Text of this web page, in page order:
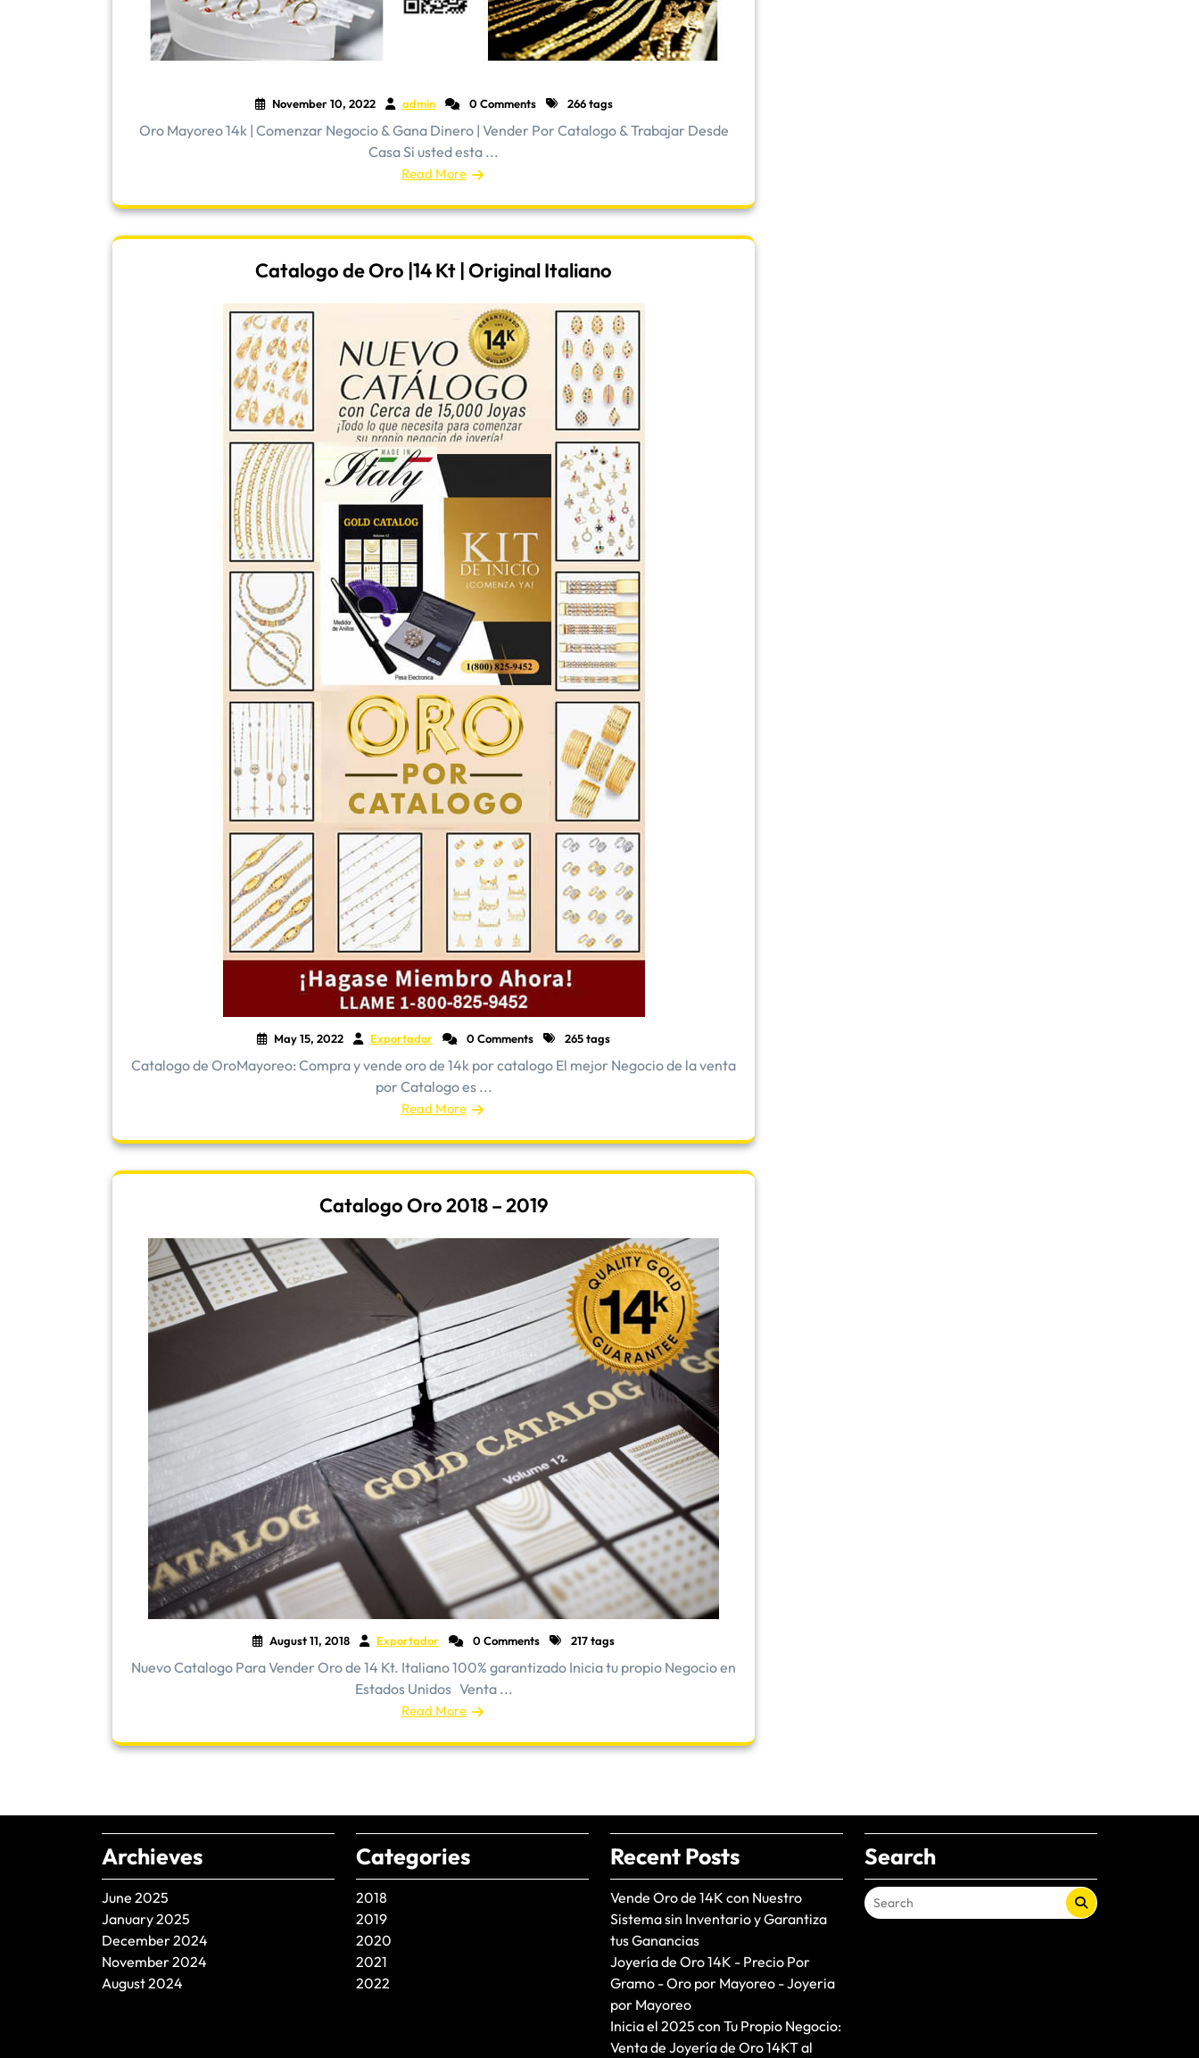
November 10, 2022 admin 0 Comments 266 tags
Oro Mayoreo 14k | Comenzar Negocio & Gana Dinero | Vender Por Catalogo & Trabajar Desde
Casa Si usted esta ...
Read More
Catalogo de Oro |14 Kt | Original Italiano
May 15, 2022 Exportador 0 Comments 265 tags
​Catalogo de OroMayoreo: Compra y vende oro de 14k por catalogo El mejor Negocio de la venta
por Catalogo es ...
Read More
Catalogo Oro 2018 – 2019
August 11, 2018 Exportador 0 Comments 217 tags
Nuevo Catalogo Para Vender Oro de 14 Kt. Italiano 100% garantizado Inicia tu propio Negocio en
Estados Unidos Venta ...
Read More
Archieves
June 2025
January 2025
December 2024
November 2024
August 2024
Categories
2018
2019
2020
2021
2022
Recent Posts
Vende Oro de 14K con Nuestro
Sistema sin Inventario y Garantiza
tus Ganancias
Joyería de Oro 14K - Precio Por
Gramo - Oro por Mayoreo - Joyeria
por Mayoreo
Inicia el 2025 con Tu Propio Negocio:
Venta de Joyería de Oro 14KT al
Search